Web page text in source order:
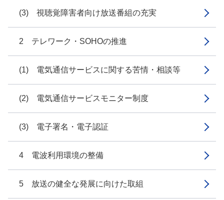
(3) 視聴覚障害者向け放送番組の充実
2 テレワーク・SOHOの推進
(1) 電気通信サービスに関する苦情・相談等
(2) 電気通信サービスモニター制度
(3) 電子署名・電子認証
4 電波利用環境の整備
5 放送の健全な発展に向けた取組